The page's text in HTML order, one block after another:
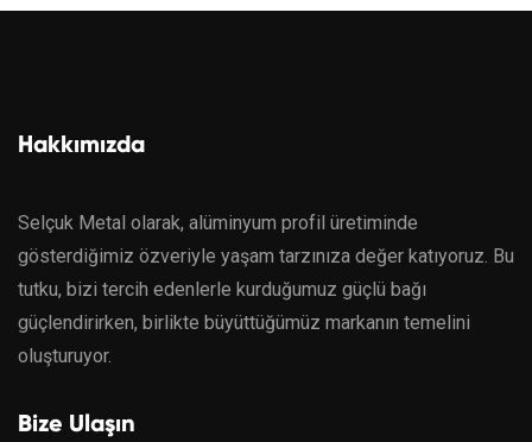
Hakkımızda
Selçuk Metal olarak, alüminyum profil üretiminde
gösterdiğimiz özveriyle yaşam tarzınıza değer katıyoruz. Bu
tutku, bizi tercih edenlerle kurduğumuz güçlü bağı
güçlendirirken, birlikte büyüttüğümüz markanın temelini
oluşturuyor.
Bize Ulaşın